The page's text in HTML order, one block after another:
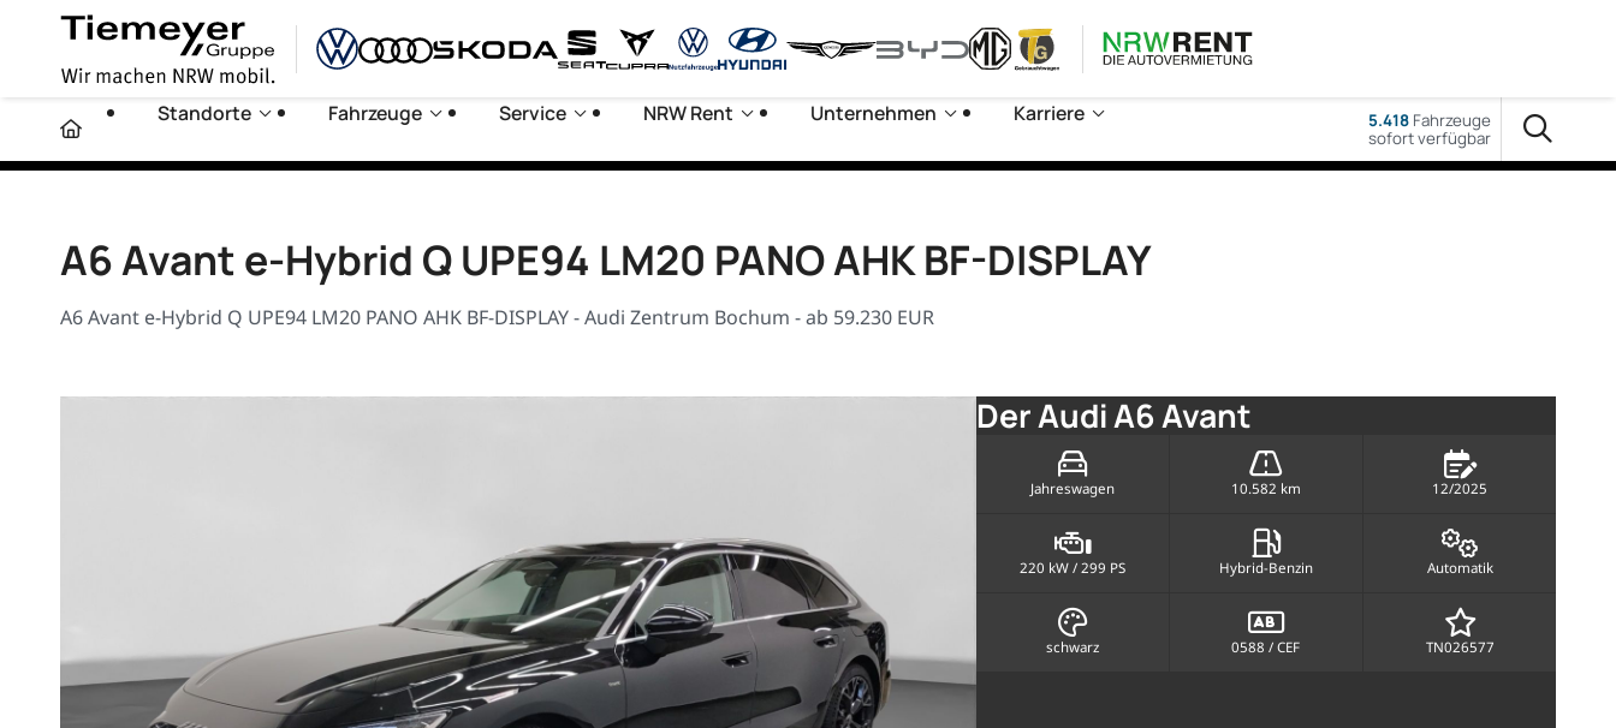
Standorte Fahrzeuge Service NRW Rent Unternehmen Karriere 5.418Fahrzeuge
sofort verfügbar
A6 Avant e-Hybrid Q UPE94 LM20 PANO AHK BF-DISPLAY
A6 Avant e-Hybrid Q UPE94 LM20 PANO AHK BF-DISPLAY - Audi Zentrum Bochum - ab 59.230 EUR
Der Audi A6 Avant
Jahreswagen 10.582 km 12/2025
220 kW / 299 PS Hybrid-Benzin Automatik
schwarz 0588 / CEF TN026577